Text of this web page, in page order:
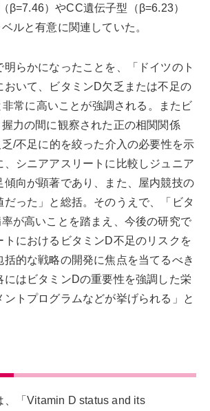
β=7.46）やCC遺伝子型（β=6.23）
ルと有意に関連していた。
らかになったことを、「ドイツのト
おいて、ビタミンD欠乏または不足の
常に高いことが強調される。またビ
力の間に観察された正の相関関係
/不足に的を絞った介入の必要性を示
、シニアアスリートに比較しジュニア
傾向が顕著であり、また、屋内競技の
だった」と総括。そのうえで、「ビタ
が高いことを踏まえ、今後の研究で
トにおけるビタミンD不足のリスクを
括的な戦略の開発に焦点を当てるべき
にはビタミンDの重要性を強調した栄
ントプログラムなどが挙げられる」と
、「Vitamin D status and its